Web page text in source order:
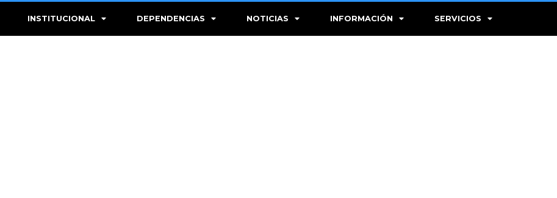
INSTITUCIONAL DEPENDENCIAS NOTICIAS INFORMACIÓN SERVICIOS